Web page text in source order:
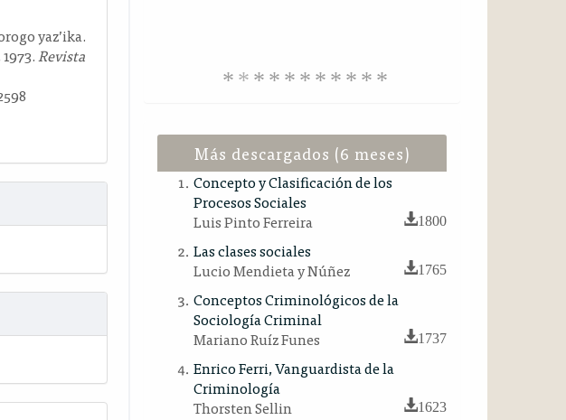
yaz’ika.
Revista
Más descargados (6 meses)
Concepto y Clasificación de los
Procesos Sociales
Luis Pinto Ferreira
1800
Las clases sociales
Lucio Mendieta y Núñez
1765
Conceptos Criminológicos de la
Sociología Criminal
Mariano Ruíz Funes
1737
Enrico Ferri, Vanguardista de la
Criminología
Thorsten Sellin
1623